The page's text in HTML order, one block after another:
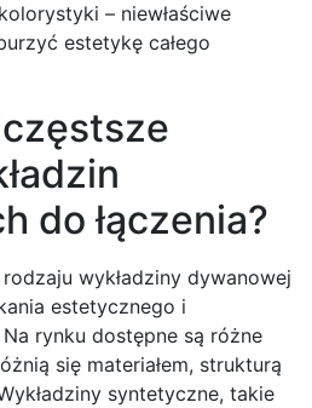
– niewłaściwe
estetykę całego
do łączenia?
wykładziny dywanowej
estetycznego i
rynku dostępne są różne
się materiałem, strukturą
syntetyczne, takie